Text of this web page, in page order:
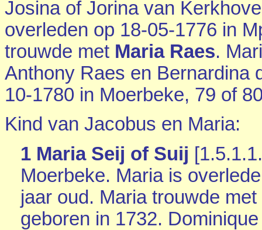
Josina of Jorina van
overleden op 18-05-1776 in
trouwde met Maria Raes.
Anthony Raes en Bernardina
10-1780 in Moerbeke, 79 of
Kind van Jacobus en Maria:
1 Maria Seij of Suij [
Moerbeke. Maria is
jaar oud. Maria trouwde met
geboren in 1732.